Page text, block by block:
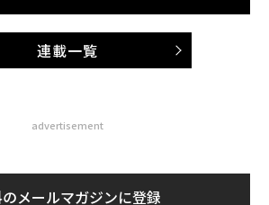
連載一覧
advertisement
メールマガジンに登録